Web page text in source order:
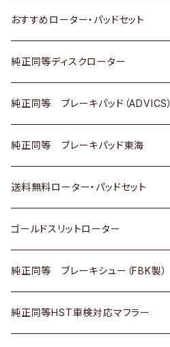
ダイハツ
マツダ
三菱
スバル
日野
三菱ふそう
ＢＭＷ
いすゞ
ダイハツ
マツダ
三菱
日野
三菱ふそう
いすゞ
ダイハツ
三菱
日野
三菱ふそう
その他
スズキ
日産
ダイハツ
マツダ
三菱
スバル
ホンダ
スズキ
日産
いすゞ
ダイハツ
マツダ
三菱
スバル
トヨタ
日産
いすゞ
ダイハツ
マツダ
三菱
おすすめローター・パッドセット
トヨタ
ホンダ
スズキ
日産
ダイハツ
マツダ
三菱
純正同等ディスクローター
トヨタ
ホンダ
スズキ
日産
いすゞ
ダイハツ
純正同等 ブレーキパッド（ADVICS）
トヨタ
ホンダ
スズキ
日産
ダイハツ
純正同等 ブレーキパッド東海
トヨタ
ホンダ
日産
いすゞ
送料無料ローター・パッドセット
トヨタ
ホンダ
スズキ
ゴールドスリットローター
トヨタ
ホンダ
純正同等 ブレーキシュー（FBK製）
ホンダ
純正同等HST車検対応マフラー